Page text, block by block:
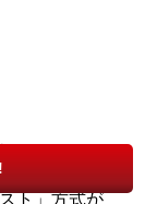
ト」方式が